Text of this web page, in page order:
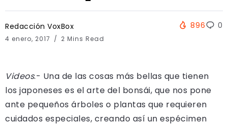
Redacción VoxBox
4 enero, 2017 2 Mins Read
896 0
Videos.- Una de las cosas más bellas que tienen
los japoneses es el arte del bonsái, que nos pone
ante pequeños árboles o plantas que requieren
cuidados especiales, creando así un espécimen